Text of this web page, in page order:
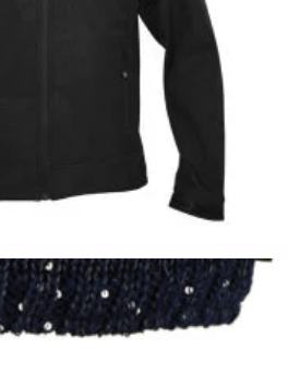
black Pánska bunda
objednávku)